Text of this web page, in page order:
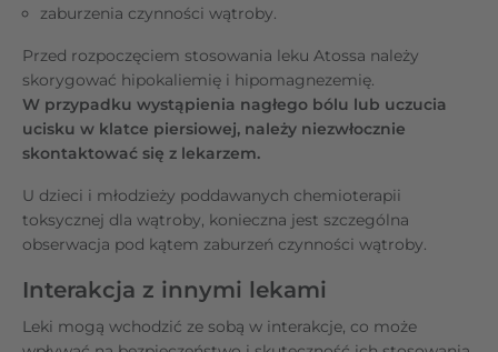
zaburzenia czynności wątroby.
Przed rozpoczęciem stosowania leku Atossa należy
skorygować hipokaliemię i hipomagnezemię.
W przypadku wystąpienia nagłego bólu lub uczucia
ucisku w klatce piersiowej, należy niezwłocznie
skontaktować się z lekarzem.
U dzieci i młodzieży poddawanych chemioterapii
toksycznej dla wątroby, konieczna jest szczególna
obserwacja pod kątem zaburzeń czynności wątroby.
Interakcja z innymi lekami
Leki mogą wchodzić ze sobą w interakcje, co może